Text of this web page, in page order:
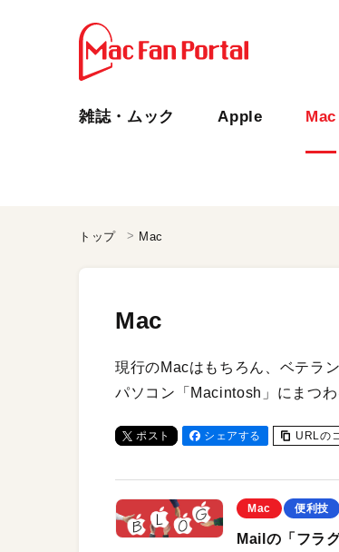
雑誌・ムック Apple Mac
トップ Mac
Mac
現行のMacはもちろん、ベテラ
パソコン「Macintosh」にまつわ
ポスト シェアする URLの
Mac 便利技
Mailの「フラ